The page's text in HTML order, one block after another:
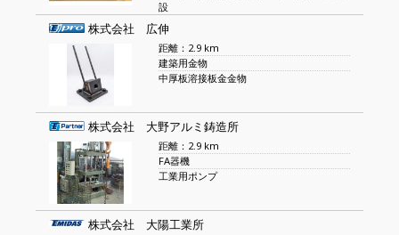
設
株式会社 広伸
距離：2.9 km
建築用金物
中厚板溶接板金金物
株式会社 大野アルミ鋳造所
距離：2.9 km
FA器機
工業用ポンプ
株式会社 大陽工業所